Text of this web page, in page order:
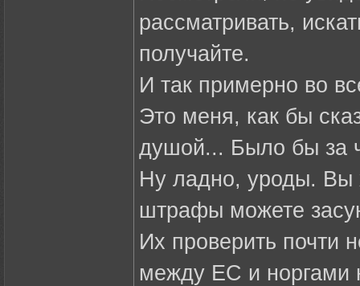
рассматривать,
получайте.
И так примерно во
Это меня, как бы
душой... Было бы за
Ну ладно, уроды. Вы
штрафы можете
Их проверить почти
между ЕС и норгами